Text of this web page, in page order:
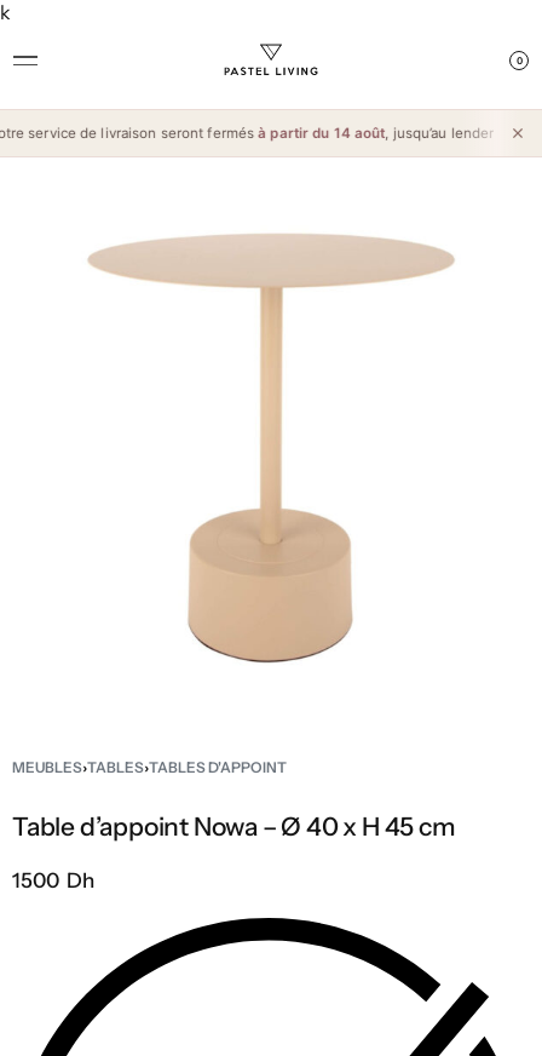
k
0
service de livraison seront fermésà partir du 14 août, jusqu’au lendemain de l’
MEUBLES›TABLES›TABLES D'APPOINT
Table d’appoint Nowa – Ø 40 x H 45 cm
1500 Dh